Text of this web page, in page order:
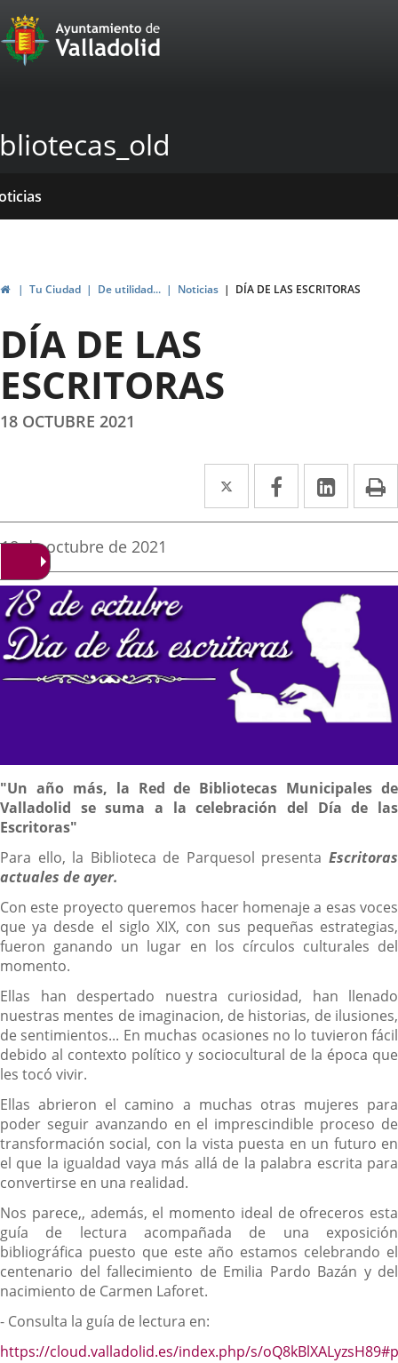
Portal
Web
Ayuntamiento
de
Valladolid
HomeTu Ciudad De utilidad... Noticias DÍA DE LAS ESCRITORAS
DÍA DE LAS
ESCRITORAS
18 OCTUBRE 2021
Twitter
Enlace
a
aplicación
externa.
Facebook
Enlace
a
aplicación
externa.
Enlace
a
Fecha
la
noticia
18 de octubre de 2021
Descripción
"Un año más, la Red de Bibliotecas Municipales de
Valladolid se suma a la celebración del Día de las
Escritoras"
Para ello, la Biblioteca de Parquesol presenta Escritoras
actuales de ayer.
Con este proyecto queremos hacer homenaje a esas voces
que ya desde el siglo XIX, con sus pequeñas estrategias,
fueron ganando un lugar en los círculos culturales del
momento.
Ellas han despertado nuestra curiosidad, han llenado
nuestras mentes de imaginacion, de historias, de ilusiones,
de sentimientos... En muchas ocasiones no lo tuvieron fácil
debido al contexto político y sociocultural de la época que
les tocó vivir.
Ellas abrieron el camino a muchas otras mujeres para
poder seguir avanzando en el imprescindible proceso de
transformación social, con la vista puesta en un futuro en
el que la igualdad vaya más allá de la palabra escrita para
convertirse en una realidad.
Nos parece,, además, el momento ideal de ofreceros esta
guía de lectura acompañada de una exposición
bibliográfica puesto que este año estamos celebrando el
centenario del fallecimiento de Emilia Pardo Bazán y del
nacimiento de Carmen Laforet.
- Consulta la guía de lectura en:
https://cloud.valladolid.es/index.php/s/